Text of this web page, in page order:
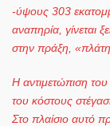
-ύψους 303
αναπηρία, γίνεται
στην πράξη,
Η αντιμετώπιση
του κόστους
Στο πλαίσιο αυτό